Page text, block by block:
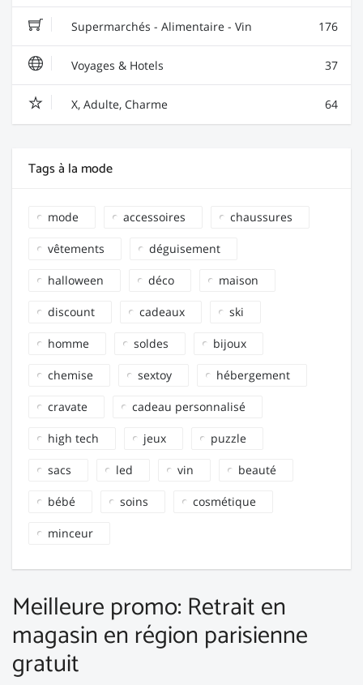
Supermarchés - Alimentaire - Vin 176
Voyages & Hotels 37
X, Adulte, Charme 64
Tags à la mode
mode accessoires chaussures
vêtements déguisement
halloween déco maison
discount cadeaux ski
homme soldes bijoux
chemise sextoy hébergement
cravate cadeau personnalisé
high tech jeux puzzle
sacs led vin beauté
bébé soins cosmétique
minceur
Meilleure promo: Retrait en
magasin en région parisienne
gratuit